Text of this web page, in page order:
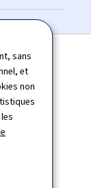
sans
et
non